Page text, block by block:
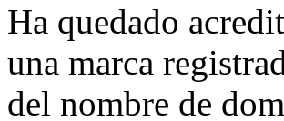
Ha quedado
una marca
del nombre de